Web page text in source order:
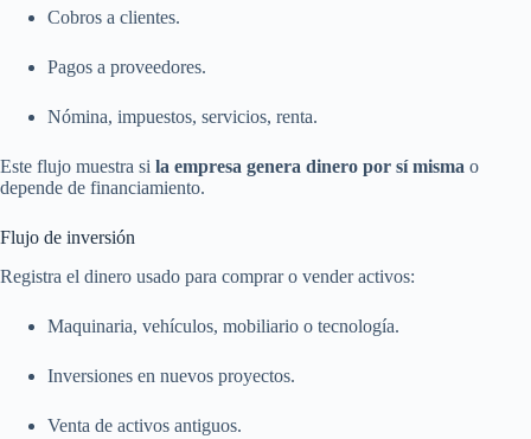
Cobros a clientes.
Pagos a proveedores.
Nómina, impuestos, servicios, renta.
Este flujo muestra si la empresa genera dinero por sí misma o
depende de financiamiento.
Flujo de inversión
Registra el dinero usado para comprar o vender activos:
Maquinaria, vehículos, mobiliario o tecnología.
Inversiones en nuevos proyectos.
Venta de activos antiguos.